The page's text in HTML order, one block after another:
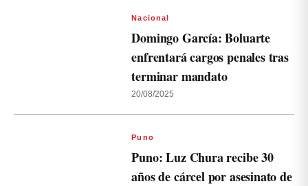
Nacional
Domingo García: Boluarte
enfrentará cargos penales tras
terminar mandato
20/08/2025
Puno
Puno: Luz Chura recibe 30
años de cárcel por asesinato de